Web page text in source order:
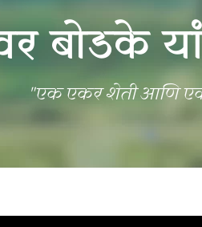
बोडके
"एक एकर शेती आणि